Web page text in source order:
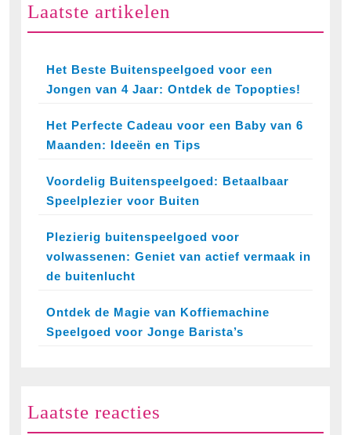
Laatste artikelen
Het Beste Buitenspeelgoed voor een
Jongen van 4 Jaar: Ontdek de Topopties!
Het Perfecte Cadeau voor een Baby van 6
Maanden: Ideeën en Tips
Voordelig Buitenspeelgoed: Betaalbaar
Speelplezier voor Buiten
Plezierig buitenspeelgoed voor
volwassenen: Geniet van actief vermaak in
de buitenlucht
Ontdek de Magie van Koffiemachine
Speelgoed voor Jonge Barista’s
Laatste reacties